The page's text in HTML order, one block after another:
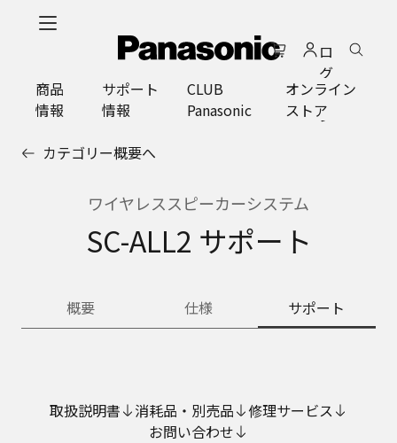
ロ
グ
イ
ン
商品
情報
サポート
情報
CLUB
Panasonic
オンライン
ストア
カテゴリー概要へ
ワイヤレススピーカーシステム
SC-ALL2 サポート
概要 仕様 サポート
取扱説明書 消耗品・別売品
修理サービス
お問い合わせ